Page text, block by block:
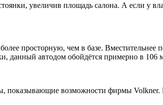
увеличив площадь салона. А если у
просторную, чем в базе.
данный автодом обойдётся примерно в 106
показывающие возможности фирмы